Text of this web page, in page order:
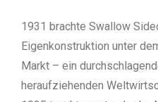
1931 brachte Swallow
Eigenkonstruktion unter
Markt – ein
heraufziehenden